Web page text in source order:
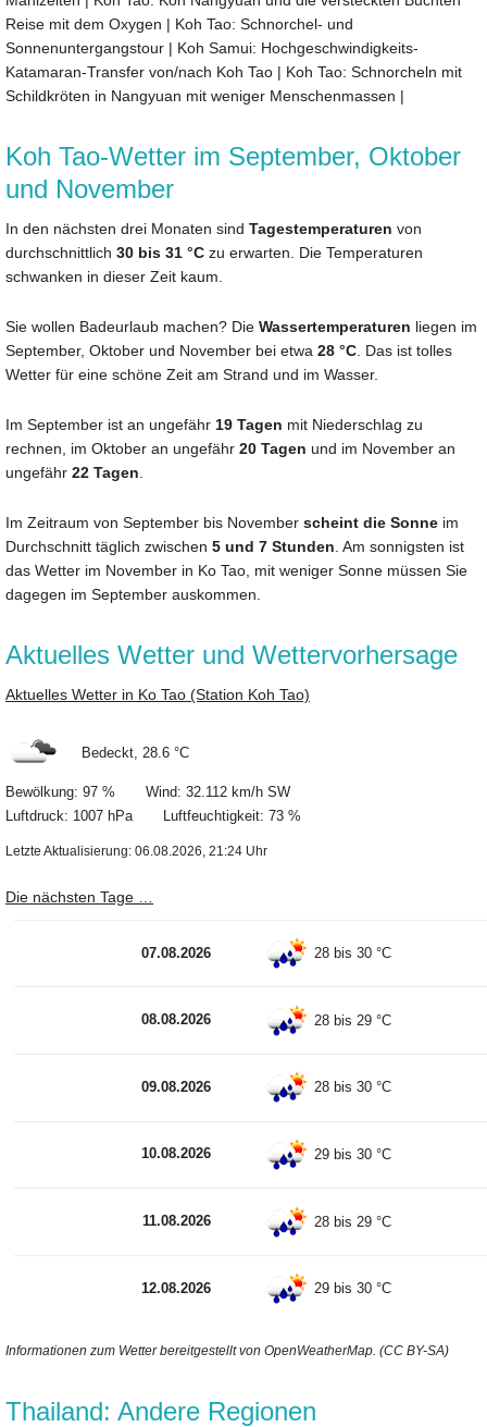
Reise mit dem Oxygen | Koh Tao: Schnorchel- und
Sonnenuntergangstour | Koh Samui: Hochgeschwindigkeits-
Katamaran-Transfer von/nach Koh Tao | Koh Tao: Schnorcheln mit
Schildkröten in Nangyuan mit weniger Menschenmassen |
Koh Tao-Wetter im September, Oktober
und November
In den nächsten drei Monaten sind Tagestemperaturen von
durchschnittlich 30 bis 31 °C zu erwarten. Die Temperaturen
schwanken in dieser Zeit kaum.
Sie wollen Badeurlaub machen? Die Wassertemperaturen liegen im
September, Oktober und November bei etwa 28 °C . Das ist tolles
Wetter für eine schöne Zeit am Strand und im Wasser.
Im September ist an ungefähr 19 Tagen mit Niederschlag zu
rechnen, im Oktober an ungefähr 20 Tagen und im November an
ungefähr 22 Tagen
Im Zeitraum von September bis November scheint die Sonne im
Durchschnitt täglich zwischen 5 und 7 Stunden . Am sonnigsten ist
das Wetter im November in Ko Tao, mit weniger Sonne müssen Sie
dagegen im September auskommen.
Aktuelles Wetter und Wettervorhersage
Aktuelles Wetter in Ko Tao (Station Koh Tao)
Bedeckt, 28.6 °C
Bewölkung: 97 % Wind: 32.112 km/h SW
Luftdruck: 1007 hPa Luftfeuchtigkeit: 73 %
Letzte Aktualisierung: 06.08.2026, 21:24 Uhr
Die nächsten Tage …
07.08.2026 28 bis 30 °C
08.08.2026 28 bis 29 °C
09.08.2026 28 bis 30 °C
10.08.2026 29 bis 30 °C
11.08.2026 28 bis 29 °C
12.08.2026 29 bis 30 °C
Informationen zum Wetter bereitgestellt von OpenWeatherMap. (CC BY-SA)
Thailand: Andere Regionen